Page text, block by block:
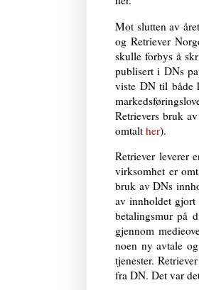
Mot slutten av
og Retriever
skulle forbys å
publisert i DNs
viste DN til både
Retrievers bruk
omtalt her).
Retriever leverer
virksomhet er
bruk av DNs
av innholdet gjort
betalingsmur på
gjennom
noen ny avtale
tjenester.
fra DN. Det var